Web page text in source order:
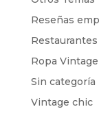
Reseñas
Ropa
Sin categoría
Vintage chic